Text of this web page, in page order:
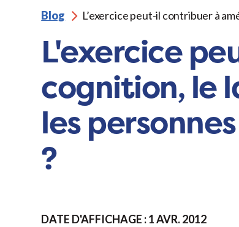
Blog L’exercice peut-il contribuer à
L'exercice
cognition, le
les
?
DATE D'AFFICHAGE : 1 AVR. 2012